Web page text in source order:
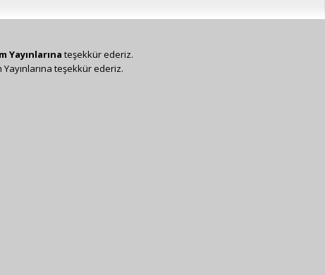
Yayınlarına teşekkür ederiz.
teşekkür ederiz.